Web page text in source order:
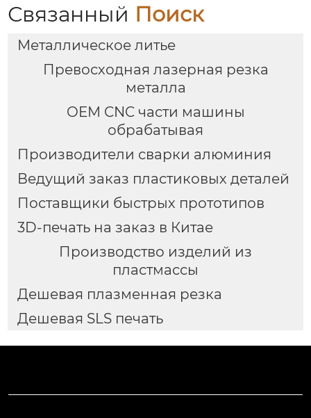
Связанный Поиск
Металлическое литье
Превосходная лазерная резка
металла
OEM CNC части машины
обрабатывая
Производители сварки алюминия
Ведущий заказ пластиковых деталей
Поставщики быстрых прототипов
3D-печать на заказ в Китае
Производство изделий из
пластмассы
Дешевая плазменная резка
Дешевая SLS печать